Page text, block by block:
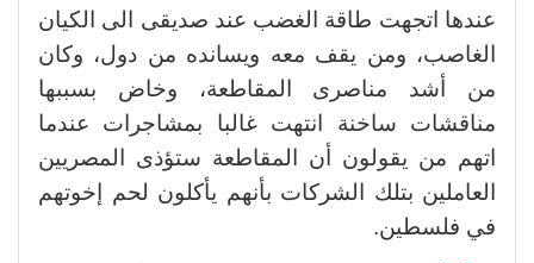
عندها اتجهت طاقة الغضب عند صديقى الى الكيان
الغاصب، ومن يقف معه ويسانده من دول، وكان
من أشد مناصرى المقاطعة، وخاض بسببها
مناقشات ساخنة انتهت غالبا بمشاجرات عندما
اتهم من يقولون أن المقاطعة ستؤذى المصريين
العاملين بتلك الشركات بأنهم يأكلون لحم إخوتهم
في فلسطين.